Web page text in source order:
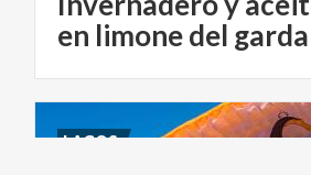
en limone del garda
LAGOS